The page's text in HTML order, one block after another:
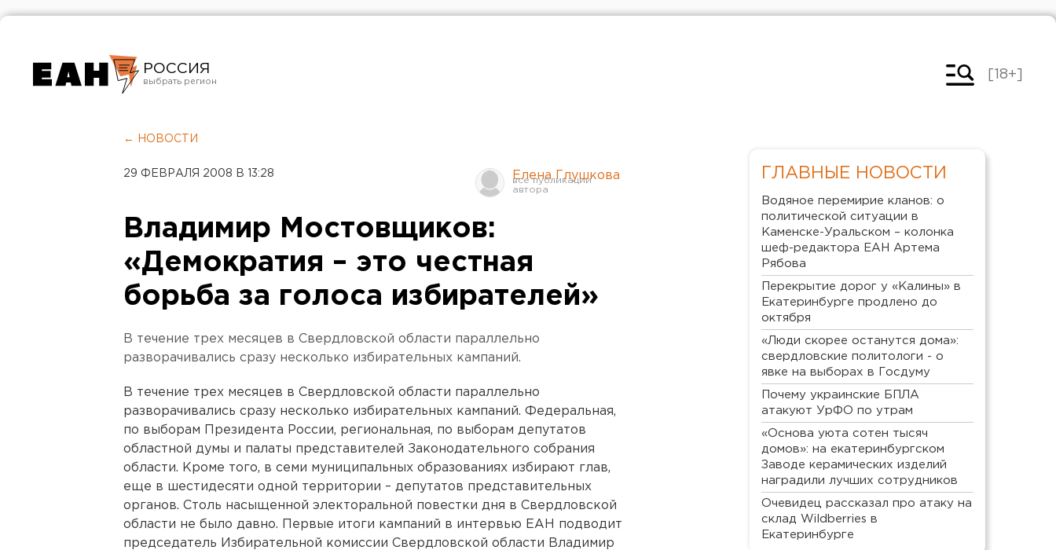
РОССИЯ
Челябинск
[18+]
← НОВОСТИ
29 ФЕВРАЛЯ 2008 В 13:28 Елена Глушкова
Владимир Мостовщиков:
«Демократия – это честная
борьба за голоса избирателей»
В течение трех месяцев в Свердловской области параллельно
разворачивались сразу несколько избирательных кампаний.
В течение трех месяцев в Свердловской области параллельно
разворачивались сразу несколько избирательных кампаний. Федеральная,
по выборам Президента России, региональная, по выборам депутатов
областной думы и палаты представителей Законодательного собрания
области. Кроме того, в семи муниципальных образованиях избирают глав,
еще в шестидесяти одной территории – депутатов представительных
органов. Столь насыщенной электоральной повестки дня в Свердловской
области не было давно. Первые итоги кампаний в интервью ЕАН подводит
председатель Избирательной комиссии Свердловской области Владимир
ГЛАВНЫЕ НОВОСТИ
Водяное перемирие кланов: о
политической ситуации в
Каменске-Уральском – колонка
шеф-редактора ЕАН Артема
Рябова
Перекрытие дорог у «Калины» в
Екатеринбурге продлено до
октября
«Люди скорее останутся дома»:
свердловские политологи - о
явке на выборах в Госдуму
Почему украинские БПЛА
атакуют УрФО по утрам
«Основа уюта сотен тысяч
домов»: на екатеринбургском
Заводе керамических изделий
наградили лучших сотрудников
Очевидец рассказал про атаку на
склад Wildberries в
Екатеринбурге